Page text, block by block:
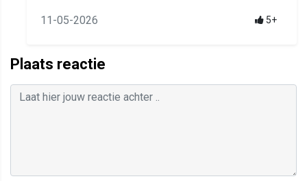
11-05-2026 5+
Plaats reactie